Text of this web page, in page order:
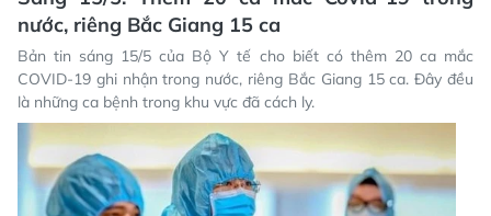
nước, riêng Bắc Giang 15 ca
Bản tin sáng 15/5 của Bộ Y tế cho biết có thêm 20 ca mắc
COVID-19 ghi nhận trong nước, riêng Bắc Giang 15 ca. Đây đều
là những ca bệnh trong khu vực đã cách ly.